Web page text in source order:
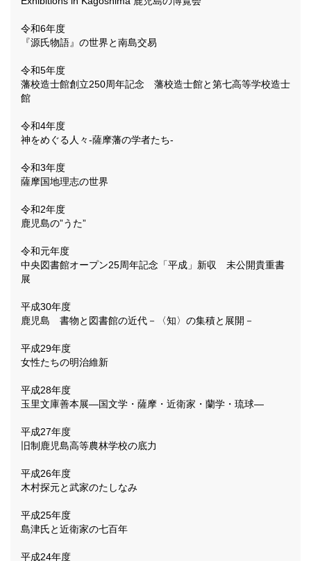
令和6年度
『源氏物語』の世界と南島交易
令和5年度
藩校造士館創立250周年記念 藩校造士館と第七高等学校造士
館
令和4年度
神をめぐる人々-薩摩藩の学者たち-
令和3年度
薩摩国地理志の世界
令和2年度
鹿児島の”うた”
令和元年度
中央図書館オープン25周年記念「平成」新収 未公開貴重書
展
平成30年度
鹿児島 書物と図書館の近代－〈知〉の集積と展開－
平成29年度
女性たちの明治維新
平成28年度
玉里文庫善本展―国文学・薩摩・近衛家・蘭学・琉球―
平成27年度
旧制鹿児島高等農林学校の底力
平成26年度
木村探元と武家のたしなみ
平成25年度
島津氏と近衛家の七百年
平成24年度